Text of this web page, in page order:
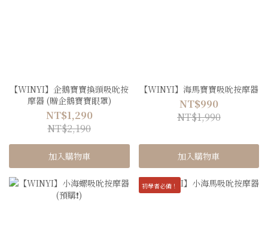
【WINYI】企鵝寶寶換頭吸吮按
摩器 (贈企鵝寶寶眼罩)
NT$1,290
NT$2,190
加入購物車
【WINYI】海馬寶寶吸吮按摩器
NT$990
NT$1,990
加入購物車
初學者必備！